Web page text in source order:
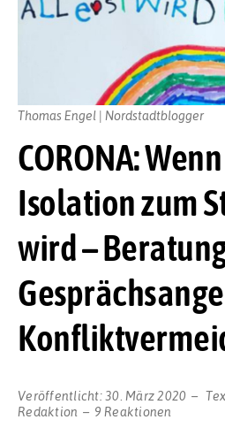
CORONA:
Isolation zum
wird –
Veröffentlicht:30. März 2020
Redaktion
9 Reaktionen
Thomas Engel | Nordstadtblogger